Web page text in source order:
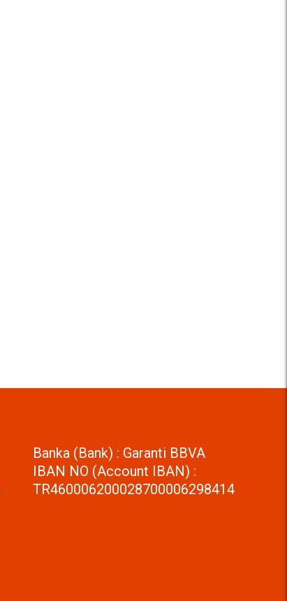
Banka (Bank) : Garanti BBVA
IBAN NO (Account IBAN) :
TR460006200028700006298414